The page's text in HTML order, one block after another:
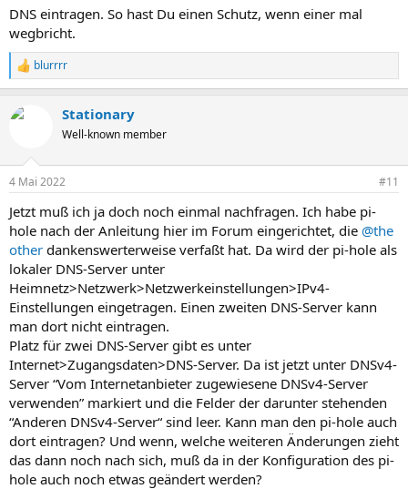
DNS eintragen. So hast Du einen Schutz, wenn einer mal
wegbricht.
R
e
k
e
:
blurrrr
Stationary
Well-known member
4 Mai 2022 #11
Jetzt muß ich ja doch noch einmal nachfragen. Ich habe pi-
hole nach der Anleitung hier im Forum eingerichtet, die @the
other dankenswerterweise verfaßt hat. Da wird der pi-hole als
lokaler DNS-Server unter
Heimnetz>Netzwerk>Netzwerkeinstellungen>IPv4-
Einstellungen eingetragen. Einen zweiten DNS-Server kann
man dort nicht eintragen.
Platz für zwei DNS-Server gibt es unter
Internet>Zugangsdaten>DNS-Server. Da ist jetzt unter DNSv4-
Server “Vom Internetanbieter zugewiesene DNSv4-Server
verwenden” markiert und die Felder der darunter stehenden
“Anderen DNSv4-Server“ sind leer. Kann man den pi-hole auch
dort eintragen? Und wenn, welche weiteren Änderungen zieht
das dann noch nach sich, muß da in der Konfiguration des pi-
hole auch noch etwas geändert werden?